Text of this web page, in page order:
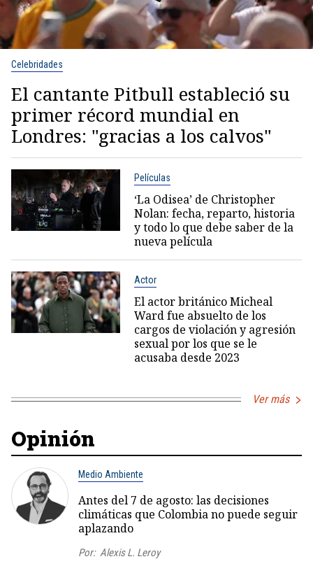
Celebridades
El cantante Pitbull estableció su
primer récord mundial en
Londres: "gracias a los calvos"
Películas
‘La Odisea’ de Christopher
Nolan: fecha, reparto, historia
y todo lo que debe saber de la
nueva película
Actor
El actor británico Micheal
Ward fue absuelto de los
cargos de violación y agresión
sexual por los que se le
acusaba desde 2023
Ver más
Opinión
Medio Ambiente
Antes del 7 de agosto: las decisiones
climáticas que Colombia no puede seguir
aplazando
Por: Alexis L. Leroy